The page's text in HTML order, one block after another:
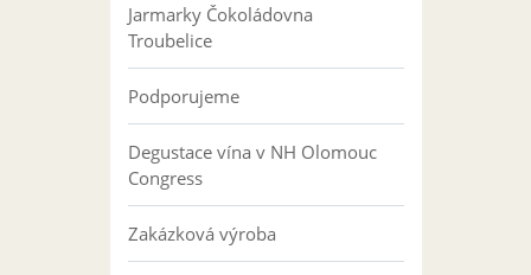
Jarmarky Čokoládovna
Troubelice
Podporujeme
Degustace vína v NH Olomouc
Congress
Zakázková výroba